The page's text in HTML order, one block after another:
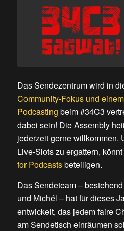
Das Sendezentrum wird in
Community-Fokus und
Podcasting beim #34C3
dabei sein! Die Assembly
jederzeit gerne willkommen.
Live-Slots zu ergattern,
for Podcastsbeteiligen.
Das Sendeteam –
und Michél – hat für dieses
entwickelt, das jedem faire
am Sendetisch einräumen